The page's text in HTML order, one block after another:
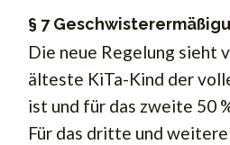
§ 7
Die neue Regelung sieht
älteste KiTa-Kind der
ist und für das zweite 50
Für das dritte und